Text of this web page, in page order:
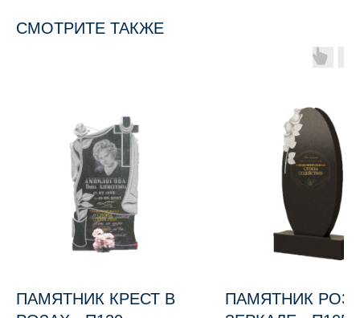
СМОТРИТЕ ТАКЖЕ
ПАМЯТНИК КРЕСТ В
ПАМЯТНИК